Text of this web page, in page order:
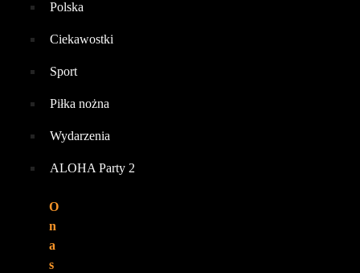
Polska
Ciekawostki
Sport
Piłka nożna
Wydarzenia
ALOHA Party 2
O
n
a
s